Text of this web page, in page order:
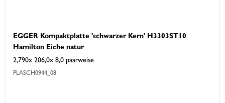
EGGER Kompaktplatte 'schwarzer Kern' H3303ST10
Hamilton Eiche natur
2,790x 206,0x 8,0 paarweise
PLASCH0944_08